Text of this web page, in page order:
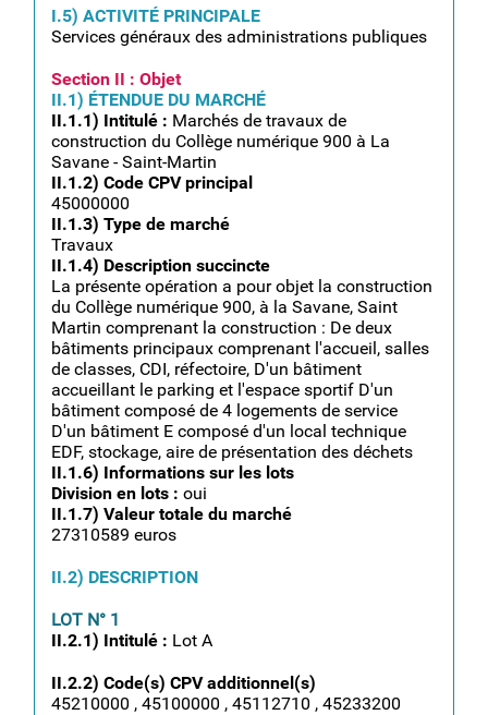
I.5) ACTIVITÉ PRINCIPALE
Services généraux des administrations publiques
Section II : Objet
II.1) ÉTENDUE DU MARCHÉ
II.1.1) Intitulé : Marchés de travaux de
construction du Collège numérique 900 à La
Savane - Saint-Martin
II.1.2) Code CPV principal
45000000
II.1.3) Type de marché
Travaux
II.1.4) Description succincte
La présente opération a pour objet la construction
du Collège numérique 900, à la Savane, Saint
Martin comprenant la construction : De deux
bâtiments principaux comprenant l'accueil, salles
de classes, CDI, réfectoire, D'un bâtiment
accueillant le parking et l'espace sportif D'un
bâtiment composé de 4 logements de service
D'un bâtiment E composé d'un local technique
EDF, stockage, aire de présentation des déchets
II.1.6) Informations sur les lots
Division en lots : oui
II.1.7) Valeur totale du marché
27310589 euros
II.2) DESCRIPTION
LOT N° 1
II.2.1) Intitulé : Lot A
II.2.2) Code(s) CPV additionnel(s)
45210000 , 45100000 , 45112710 , 45233200